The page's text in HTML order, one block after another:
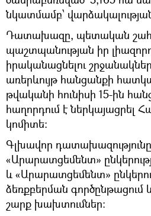
նկատմամբ՝
Դատախազը, պետական
պաշտպանության իր
իրականացնելու
առերևույթ հանցանքի
թվականի հունիսի 15-ին
հաղորդում է ներկայացրել
կոմիտե:
Գլխավոր դատախազությունը
«Արարատցեմենտ»
և «Արարատցեմենտ»
ձեռքբերման գործընթացում
շարք խախտումներ: